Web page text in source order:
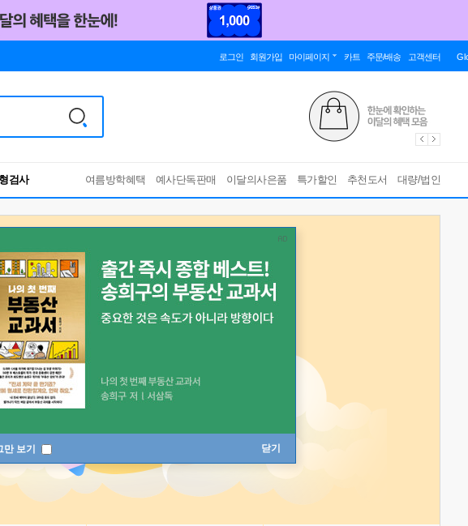
로그인 회원가입 마이페이지 카트 주문/배송 고객센터
검사
여름방학혜택 예사단독판매 이달의사은품 특가할인 추천도서 대량/법인
만 보기 닫기